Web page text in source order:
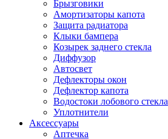
Брызговики
Амортизаторы капота
Защита радиатора
Клыки бампера
Козырек заднего стекла
Диффузор
Автосвет
Дефлекторы окон
Дефлектор капота
Водостоки лобового стекла
Уплотнители
Аксессуары
Аптечка